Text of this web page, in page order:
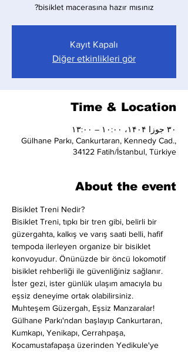
bisiklet macerasına hazır mısınız?
Kayıt Kapalı
Diğer etkinlikleri gör
Time & Location
۳۰ جوزا ۱۴۰۴، ۱۰:۰۰ – ۱۳:۰۰
Gülhane Parkı, Cankurtaran, Kennedy Cad.,
34122 Fatih/İstanbul, Türkiye
About the event
Bisiklet Treni Nedir?
Bisiklet Treni, tıpkı bir tren gibi, belirli bir
güzergahta, kalkış ve varış saati belli, hafif
tempoda ilerleyen organize bir bisiklet
konvoyudur. Önünüzde bir öncü lokomotif
bisiklet rehberliği ile güvenliğiniz sağlanır.
İster gezi, ister günlük ulaşım amacıyla bu
eşsiz deneyime ortak olabilirsiniz.
Muhteşem Güzergah, Eşsiz Manzaralar!
Gülhane Parkı'ndan başlayıp Cankurtaran,
Kumkapı, Yenikapı, Cerrahpaşa,
Kocamustafapaşa üzerinden Yedikule'ye